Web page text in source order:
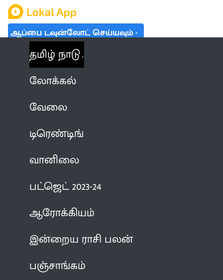
ஆப்பை டவுன்லோட் செய்யவும்
தமிழ் நாடு
லோக்கல்
வேலை
டிரெண்டிங்
வானிலை
பட்ஜெட் 2023-24
ஆரோக்கியம்
இன்றைய ராசி பலன்
பஞ்சாங்கம்